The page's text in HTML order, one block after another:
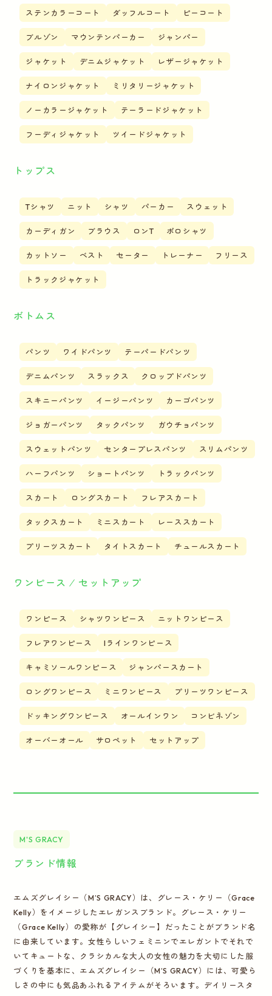
ステンカラーコート ダッフルコート ピーコート
ブルゾン マウンテンパーカー ジャンパー
ジャケット デニムジャケット レザージャケット
ナイロンジャケット ミリタリージャケット
ノーカラージャケット テーラードジャケット
フーディジャケット ツイードジャケット
トップス
Tシャツ ニット シャツ パーカー スウェット
カーディガン ブラウス ロンT ポロシャツ
カットソー ベスト セーター トレーナー フリース
トラックジャケット
ボトムス
パンツ ワイドパンツ テーパードパンツ
デニムパンツ スラックス クロップドパンツ
スキニーパンツ イージーパンツ カーゴパンツ
ジョガーパンツ タックパンツ ガウチョパンツ
スウェットパンツ センタープレスパンツ スリムパンツ
ハーフパンツ ショートパンツ トラックパンツ
スカート ロングスカート フレアスカート
タックスカート ミニスカート レーススカート
プリーツスカート タイトスカート チュールスカート
ワンピース ⁄ セットアップ
ワンピース シャツワンピース ニットワンピース
フレアワンピース Iラインワンピース
キャミソールワンピース ジャンパースカート
ロングワンピース ミニワンピース プリーツワンピース
ドッキングワンピース オールインワン コンビネゾン
オーバーオール サロペット セットアップ
M'S GRACY
ブランド情報
エムズグレイシー（M’S GRACY）は、グレース・ケリー（Grace
Kelly）をイメージしたエレガンスブランド。グレース・ケリー
（Grace Kelly）の愛称が【グレイシー】だったことがブランド名
に由来しています。女性らしいフェミニンでエレガントでそれで
いてキュートな、クラシカルな大人の女性の魅力を大切にした服
づくりを基本に、エムズグレイシー（M’S GRACY）には、可愛ら
しさの中にも気品あふれるアイテムがそろいます。デイリースタ